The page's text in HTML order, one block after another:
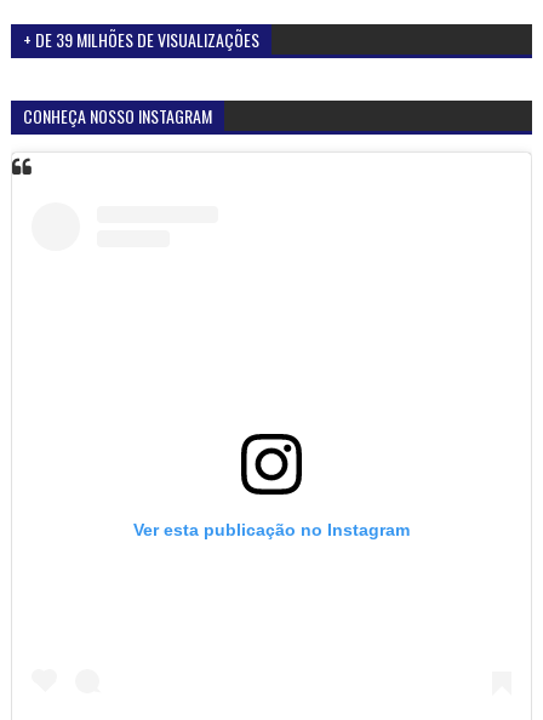
+ DE 39 MILHÕES DE VISUALIZAÇÕES
CONHEÇA NOSSO INSTAGRAM
Ver esta publicação no Instagram